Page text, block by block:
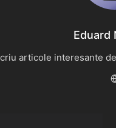
Eduard
articole interesante